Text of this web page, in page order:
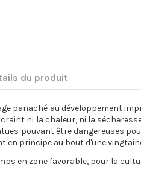
du produit
panaché au développement
ni la chaleur, ni la
pouvant être dangereuses
en principe au bout d'une
en zone favorable, pour la